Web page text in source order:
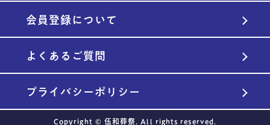
会員登録について
よくあるご質問
プライバシーポリシー
Copyright © 伍和葬祭. All rights reserved.